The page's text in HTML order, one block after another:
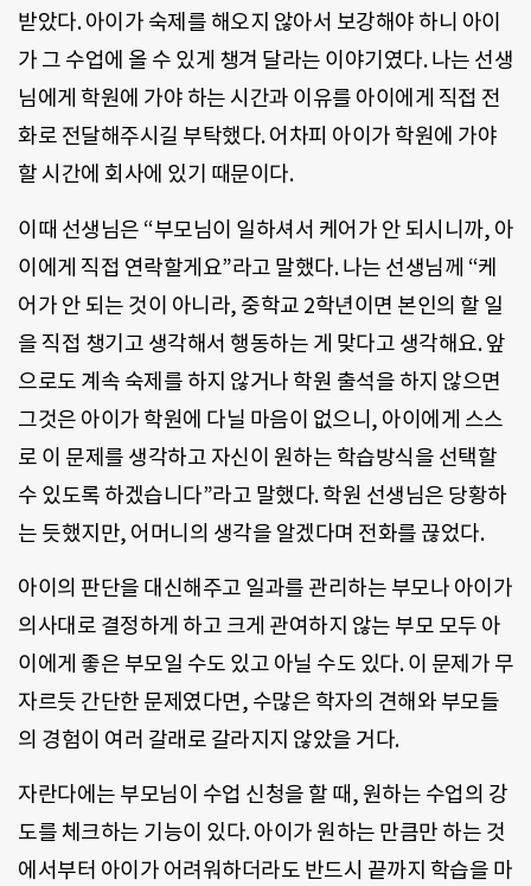
받았다. 아이가 숙제를 해오지 않아서 보강해야 하니 아이
가 그 수업에 올 수 있게 챙겨 달라는 이야기였다. 나는 선생
님에게 학원에 가야 하는 시간과 이유를 아이에게 직접 전
화로 전달해주시길 부탁했다. 어차피 아이가 학원에 가야
할 시간에 회사에 있기 때문이다.
이때 선생님은 “부모님이 일하셔서 케어가 안 되시니까, 아
이에게 직접 연락할게요”라고 말했다. 나는 선생님께 “케
어가 안 되는 것이 아니라, 중학교 2학년이면 본인의 할 일
을 직접 챙기고 생각해서 행동하는 게 맞다고 생각해요. 앞
으로도 계속 숙제를 하지 않거나 학원 출석을 하지 않으면
그것은 아이가 학원에 다닐 마음이 없으니, 아이에게 스스
로 이 문제를 생각하고 자신이 원하는 학습방식을 선택할
수 있도록 하겠습니다”라고 말했다. 학원 선생님은 당황하
는 듯했지만, 어머니의 생각을 알겠다며 전화를 끊었다.
아이의 판단을 대신해주고 일과를 관리하는 부모나 아이가
의사대로 결정하게 하고 크게 관여하지 않는 부모 모두 아
이에게 좋은 부모일 수도 있고 아닐 수도 있다. 이 문제가 무
자르듯 간단한 문제였다면, 수많은 학자의 견해와 부모들
의 경험이 여러 갈래로 갈라지지 않았을 거다.
자란다에는 부모님이 수업 신청을 할 때, 원하는 수업의 강
도를 체크하는 기능이 있다. 아이가 원하는 만큼만 하는 것
에서부터 아이가 어려워하더라도 반드시 끝까지 학습을 마